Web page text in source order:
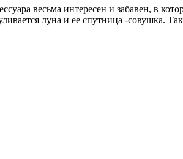
весьма интересен и забавен, в
луна и ее спутница -совушка.